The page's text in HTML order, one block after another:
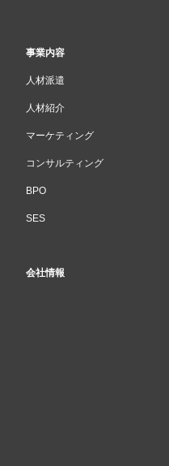
事業内容
人材派遣
人材紹介
マーケティング
コンサルティング
BPO
SES
会社情報